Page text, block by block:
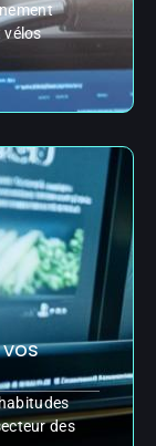
vélos
des